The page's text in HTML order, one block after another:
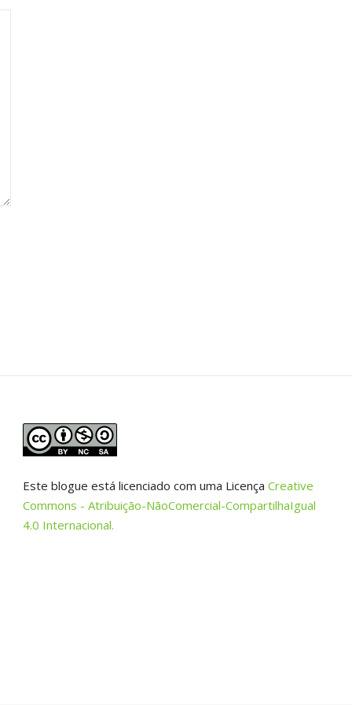
Este blogue está licenciado com uma Licença Creative
Commons - Atribuição-NãoComercial-CompartilhaIgual
4.0 Internacional.